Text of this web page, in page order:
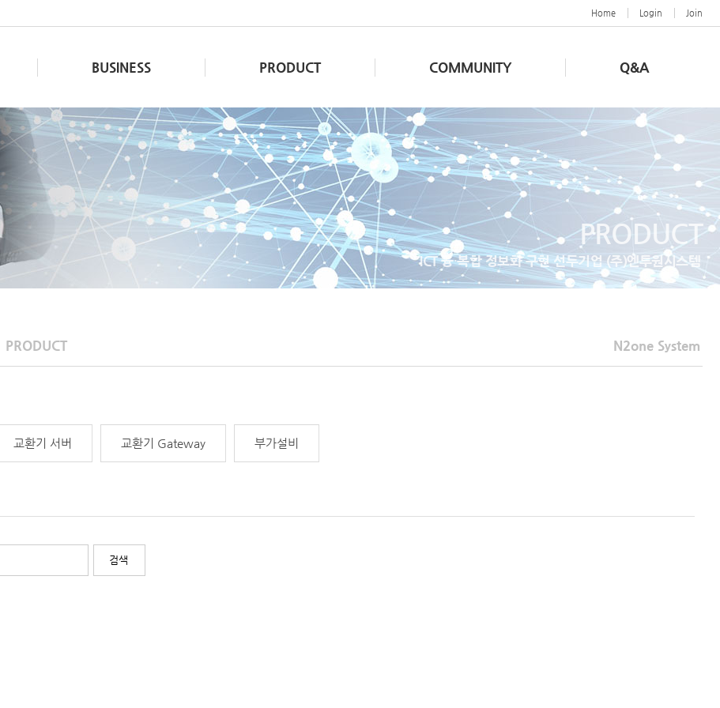
Home Login Join
BUSINESS PRODUCT COMMUNITY Q&A
PRODUCT
ICT 융∙복합 정보화 구현 선두기업 (주)엔투원시스템
PRODUCT N2one System
교환기 서버 교환기 Gateway 부가설비